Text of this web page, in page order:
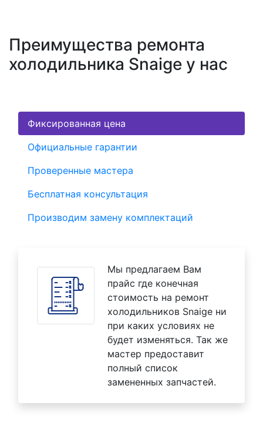
Преимущества ремонта
холодильника Snaige у нас
Фиксированная цена
Официальные гарантии
Проверенные мастера
Бесплатная консультация
Производим замену комплектаций
Мы предлагаем Вам
прайс где конечная
стоимость на ремонт
холодильников Snaige ни
при каких условиях не
будет изменяться. Так же
мастер предоставит
полный список
замененных запчастей.